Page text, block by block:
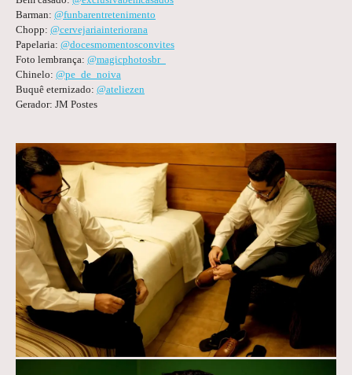
Barman: @funbarentretenimento
Chopp: @cervejariainteriorana
Papelaria: @docesmomentosconvites
Foto lembrança: @magicphotosbr_
Chinelo: @pe_de_noiva
Buquê eternizado: @ateliezen
Gerador: JM Postes